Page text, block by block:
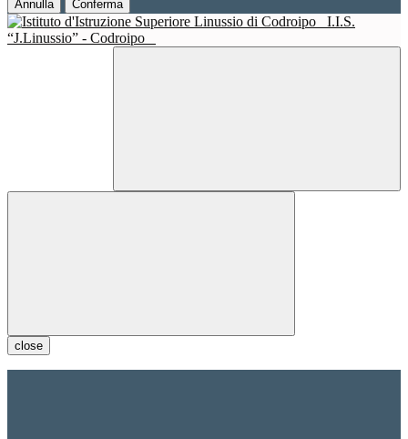
Annulla Conferma
I.I.S.
“J.Linussio” - Codroipo
close